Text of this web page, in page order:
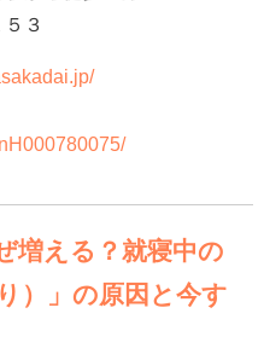
３
増える？就寝中の
）」の原因と今す